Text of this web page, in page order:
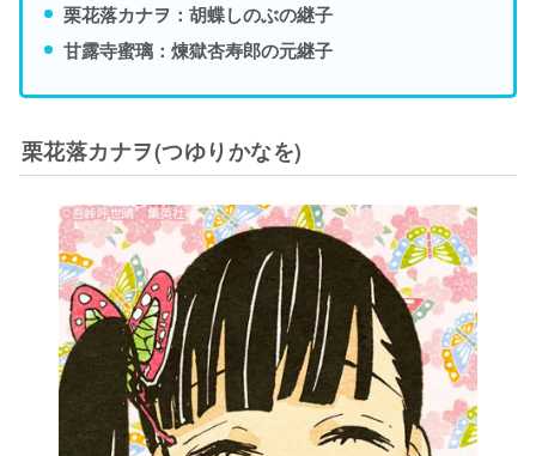
栗花落カナヲ：胡蝶しのぶの継子
甘露寺蜜璃：煉獄杏寿郎の元継子
栗花落カナヲ(つゆりかなを)